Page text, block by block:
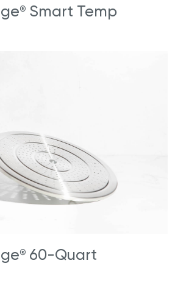
® Smart Temp
® 60-Quart